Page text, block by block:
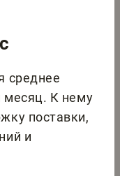
среднее
месяц. К нему
поставки,
и